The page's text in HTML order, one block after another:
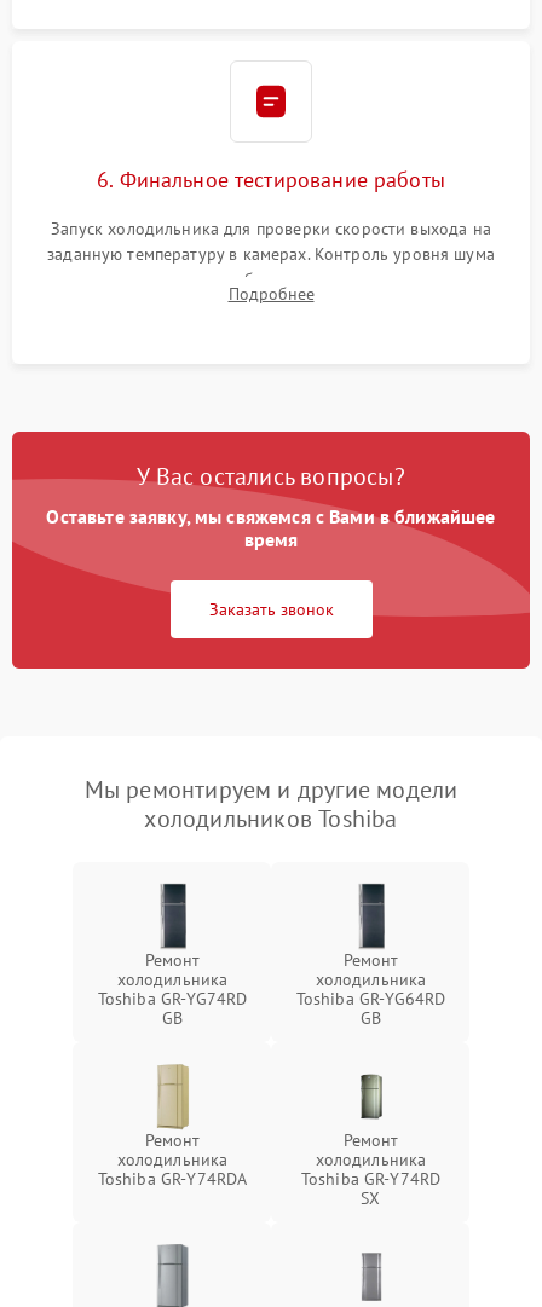
6. Финальное тестирование работы
Запуск холодильника для проверки скорости выхода на
заданную температуру в камерах. Контроль уровня шума
компрессора, отсутствия обмерзания стенок и корректного
срабатывания системы автоматической оттайки.
Подробнее
У Вас остались вопросы?
Оставьте заявку, мы свяжемся с Вами в ближайшее
время
Заказать звонок
Мы ремонтируем и другие модели
холодильников Toshiba
Ремонт
холодильника
Toshiba GR-YG74RD
GB
Ремонт
холодильника
Toshiba GR-YG64RD
GB
Ремонт
холодильника
Toshiba GR-Y74RDA
Ремонт
холодильника
Toshiba GR-Y74RD
SX